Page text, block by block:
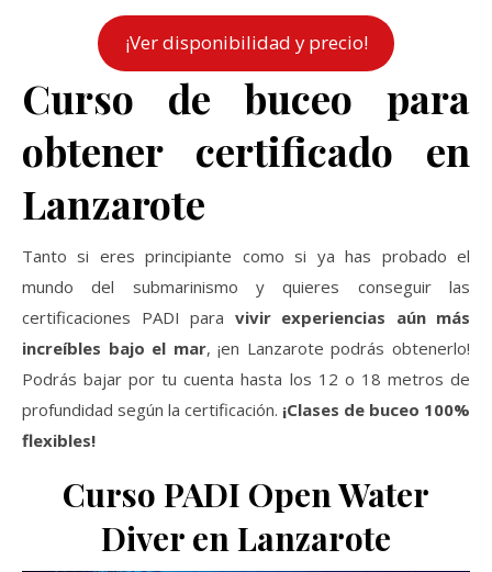
¡Ver disponibilidad y precio!
Curso de buceo para
obtener certificado en
Lanzarote
Tanto si eres principiante como si ya has probado el
mundo del submarinismo y quieres conseguir las
certificaciones PADI para vivir experiencias aún más
increíbles bajo el mar, ¡en Lanzarote podrás obtenerlo!
Podrás bajar por tu cuenta hasta los 12 o 18 metros de
profundidad según la certificación. ¡Clases de buceo 100%
flexibles!
Curso PADI Open Water
Diver en Lanzarote